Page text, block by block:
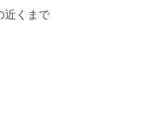
近くまで